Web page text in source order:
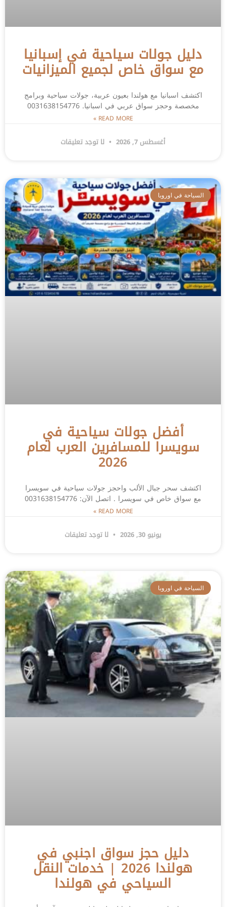
دليل جولات سياحية في إسبانيا
مع سواق خاص لجميع الميزانيات
اكتشف اسبانيا مع هولندا بعيون عربية، جولات سياحية وبرامج
مخصصة وحجز سواق عربي في اسبانيا. 0031638154776
READ MORE »
أغسطس 7, 2026 لا توجد تعليقات
السياحة في اوروبا
أفضل جولات سياحية في
سويسرا للمسافرين العرب لعام
2026
اكتشف سحر جبال الألب واحجز جولات سياحية في سويسرا
مع سواق خاص في سويسرا . اتصل الآن: 0031638154776
READ MORE »
يونيو 30, 2026 لا توجد تعليقات
السياحة في اوروبا
دليل حجز سواق اجنبي في
هولندا 2026 | خدمات النقل
السياحي في هولندا